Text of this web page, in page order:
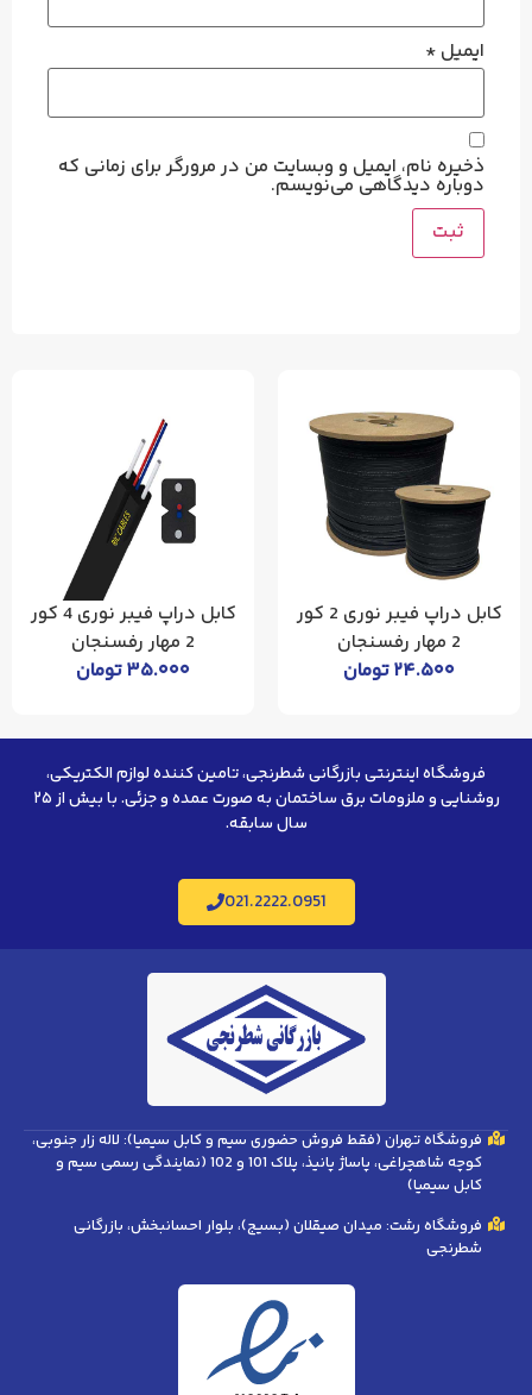
ایمیل *
ذخیره نام، ایمیل و وبسایت من در مرورگر برای زمانی که
دوباره دیدگاهی می‌نویسم.
کابل دراپ فیبر نوری 2 کور
2 مهار رفسنجان
۲۴.۵۰۰تومان
کابل دراپ فیبر نوری 4 کور
2 مهار رفسنجان
۳۵.۰۰۰تومان
فروشگاه اینترنتی بازرگانی شطرنجی، تامین کننده لوازم الکتریکی،
روشنایی و ملزومات برق ساختمان به صورت عمده و جزئی. با بیش از ۲۵
سال سابقه.
021.2222.0951
فروشگاه تهران (فقط فروش حضوری سیم و کابل سیمیا): لاله زار جنوبی،
کوچه شاهچراغی، پاساژ پانیذ، پلاک 101 و 102 (نمایندگی رسمی سیم و
کابل سیمیا)
فروشگاه رشت: میدان صیقلان (بسیج)، بلوار احسانبخش، بازرگانی
شطرنجی